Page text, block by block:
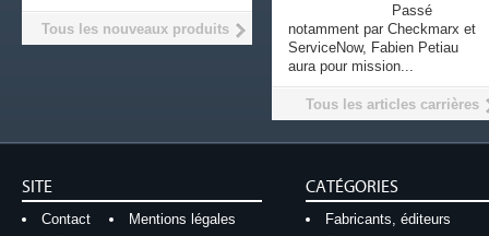
Passé
notamment par Checkmarx et
ServiceNow, Fabien Petiau
aura pour mission...
Tous les articles carrières
Tous les nouveaux produits
SITE
Contact
Mentions légales
CATÉGORIES
Fabricants, éditeurs